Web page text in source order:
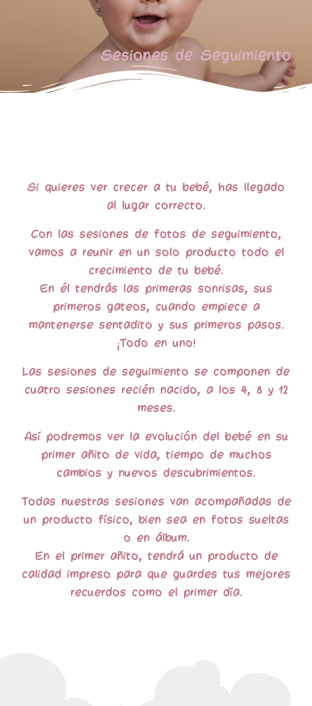
Sesiones de Seguimiento
Si quieres ver crecer a tu bebé, has llegado
al lugar correcto.
Con las sesiones de fotos de seguimiento,
vamos a reunir en un solo producto todo el
crecimiento de tu bebé.
En él tendrás las primeras sonrisas, sus
primeros gateos, cuando empiece a
mantenerse sentadito y sus primeros pasos.
¡Todo en uno!
Las sesiones de seguimiento se componen de
cuatro sesiones recién nacido, a los 4, 8 y 12
meses.
Así podremos ver la evolución del bebé en su
primer añito de vida, tiempo de muchos
cambios y nuevos descubrimientos.
Todas nuestras sesiones van acompañadas de
un producto físico, bien sea en fotos sueltas
o en álbum.
En el primer añito, tendrá un producto de
calidad impreso para que guardes tus mejores
recuerdos como el primer día.